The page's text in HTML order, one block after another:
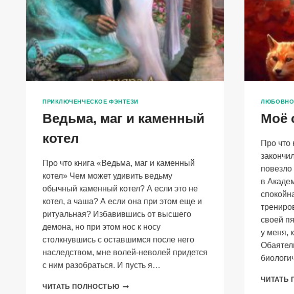
ПРИКЛЮЧЕНЧЕСКОЕ ФЭНТЕЗИ
Ведьма, маг и каменный
котел
Про что книга «Ведьма, маг и каменный
котел» Чем может удивить ведьму
обычный каменный котел? А если это не
котел, а чаша? А если она при этом еще и
ритуальная? Избавившись от высшего
демона, но при этом нос к носу
столкнувшись с оставшимся после него
наследством, мне волей-неволей придется
с ним разобраться. И пусть я…
ЧИТАТЬ ПОЛНОСТЬЮ ВЕДЬМА,
Моё
Про что
в
своей
у меня,
ЧИТАТЬ